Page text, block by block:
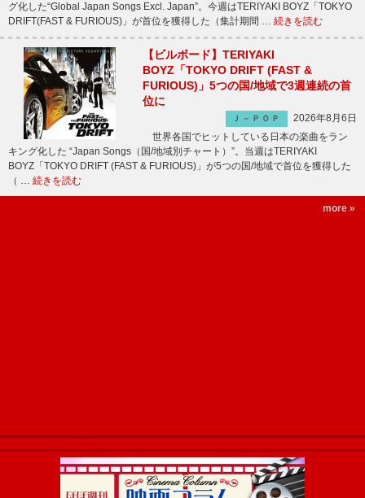
グ化した“Global Japan Songs Excl. Japan”。今週はTERIYAKI BOYZ「TOKYO
DRIFT(FAST & FURIOUS)」が首位を獲得した（集計期間 … 続きを読む
【ビルボード】TERIYAKI
BOYZ「TOKYO DRIFT (FAST &
FURIOUS)」5つの国/地域で3週連続の首
位に
Ｊ－ＰＯＰ
2026年8月6日
世界各国でヒットしている日本の楽曲をラン
キング化した “Japan Songs（国/地域別チャート）”。当週はTERIYAKI
BOYZ「TOKYO DRIFT (FAST & FURIOUS)」が5つの国/地域で首位を獲得した
（ … 続きを読む
more »